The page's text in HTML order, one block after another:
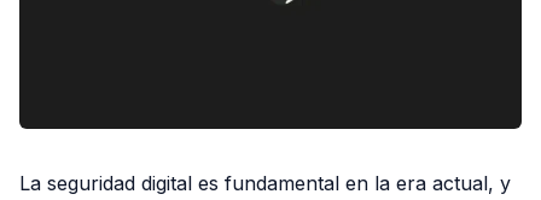
La seguridad digital es fundamental en la era actual, y